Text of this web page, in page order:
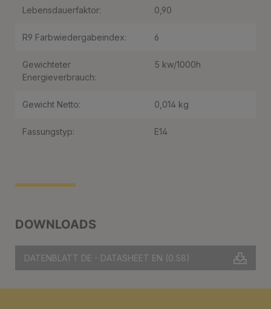
DOWNLOADS
DATENBLATT DE - DATASHEET EN (0.58)
Lebensdauerfaktor: 0,90
R9 Farbwiedergabeindex: 6
Gewichteter
Energieverbrauch:
5 kw/1000h
Gewicht Netto: 0,014 kg
Fassungstyp: E14